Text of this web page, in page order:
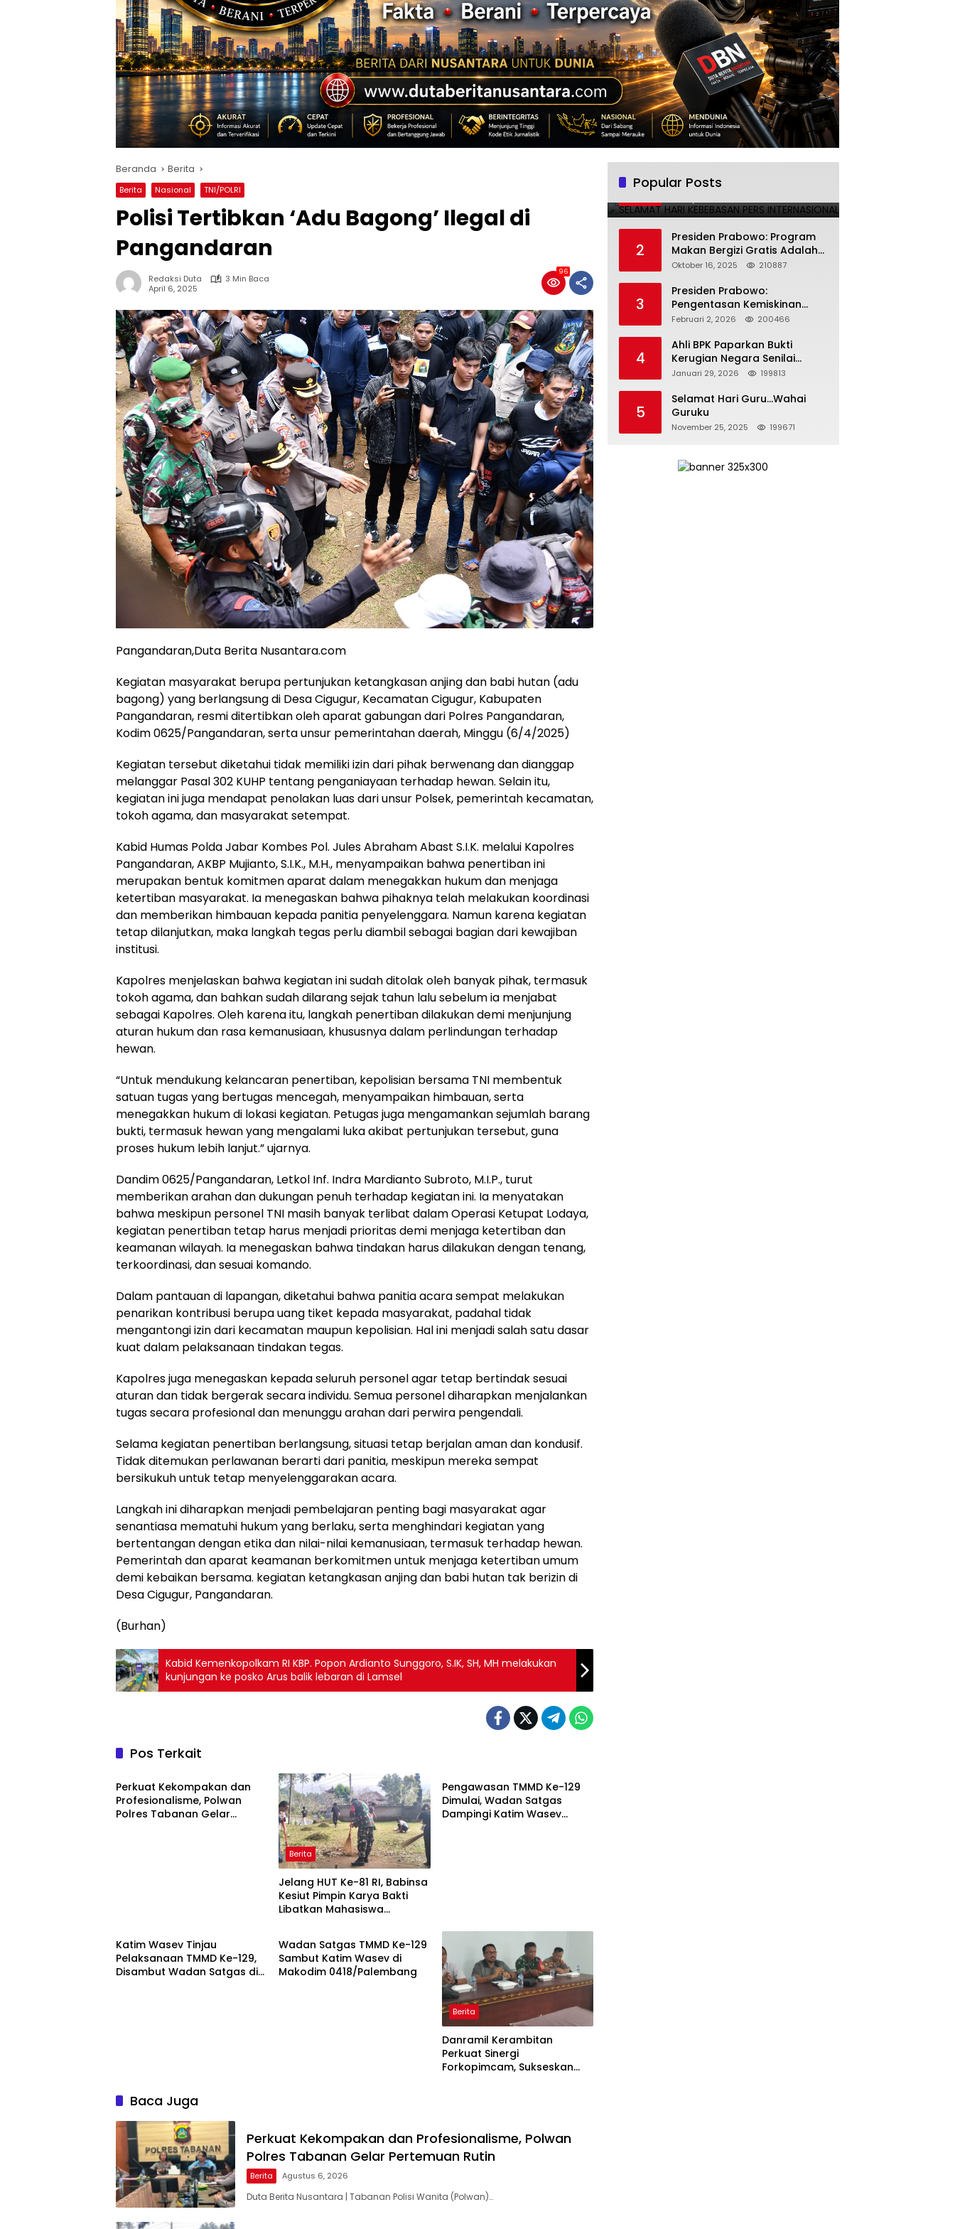
Beranda Berita
Berita Nasional TNI/POLRI
Polisi Tertibkan ‘Adu Bagong’ Ilegal di
Pangandaran
Redaksi Duta
3 Min Baca
April 6, 2025
96
Pangandaran,Duta Berita Nusantara.com
Kegiatan masyarakat berupa pertunjukan ketangkasan anjing dan babi hutan (adu
bagong) yang berlangsung di Desa Cigugur, Kecamatan Cigugur, Kabupaten
Pangandaran, resmi ditertibkan oleh aparat gabungan dari Polres Pangandaran,
Kodim 0625/Pangandaran, serta unsur pemerintahan daerah, Minggu (6/4/2025)
Kegiatan tersebut diketahui tidak memiliki izin dari pihak berwenang dan dianggap
melanggar Pasal 302 KUHP tentang penganiayaan terhadap hewan. Selain itu,
kegiatan ini juga mendapat penolakan luas dari unsur Polsek, pemerintah kecamatan,
tokoh agama, dan masyarakat setempat.
Kabid Humas Polda Jabar Kombes Pol. Jules Abraham Abast S.I.K. melalui Kapolres
Pangandaran, AKBP Mujianto, S.I.K., M.H., menyampaikan bahwa penertiban ini
merupakan bentuk komitmen aparat dalam menegakkan hukum dan menjaga
ketertiban masyarakat. Ia menegaskan bahwa pihaknya telah melakukan koordinasi
dan memberikan himbauan kepada panitia penyelenggara. Namun karena kegiatan
tetap dilanjutkan, maka langkah tegas perlu diambil sebagai bagian dari kewajiban
institusi.
Kapolres menjelaskan bahwa kegiatan ini sudah ditolak oleh banyak pihak, termasuk
tokoh agama, dan bahkan sudah dilarang sejak tahun lalu sebelum ia menjabat
sebagai Kapolres. Oleh karena itu, langkah penertiban dilakukan demi menjunjung
aturan hukum dan rasa kemanusiaan, khususnya dalam perlindungan terhadap
hewan.
“Untuk mendukung kelancaran penertiban, kepolisian bersama TNI membentuk
satuan tugas yang bertugas mencegah, menyampaikan himbauan, serta
menegakkan hukum di lokasi kegiatan. Petugas juga mengamankan sejumlah barang
bukti, termasuk hewan yang mengalami luka akibat pertunjukan tersebut, guna
proses hukum lebih lanjut.” ujarnya.
Dandim 0625/Pangandaran, Letkol Inf. Indra Mardianto Subroto, M.I.P., turut
memberikan arahan dan dukungan penuh terhadap kegiatan ini. Ia menyatakan
bahwa meskipun personel TNI masih banyak terlibat dalam Operasi Ketupat Lodaya,
kegiatan penertiban tetap harus menjadi prioritas demi menjaga ketertiban dan
keamanan wilayah. Ia menegaskan bahwa tindakan harus dilakukan dengan tenang,
terkoordinasi, dan sesuai komando.
Dalam pantauan di lapangan, diketahui bahwa panitia acara sempat melakukan
penarikan kontribusi berupa uang tiket kepada masyarakat, padahal tidak
mengantongi izin dari kecamatan maupun kepolisian. Hal ini menjadi salah satu dasar
kuat dalam pelaksanaan tindakan tegas.
Kapolres juga menegaskan kepada seluruh personel agar tetap bertindak sesuai
aturan dan tidak bergerak secara individu. Semua personel diharapkan menjalankan
tugas secara profesional dan menunggu arahan dari perwira pengendali.
Selama kegiatan penertiban berlangsung, situasi tetap berjalan aman dan kondusif.
Tidak ditemukan perlawanan berarti dari panitia, meskipun mereka sempat
bersikukuh untuk tetap menyelenggarakan acara.
Langkah ini diharapkan menjadi pembelajaran penting bagi masyarakat agar
senantiasa mematuhi hukum yang berlaku, serta menghindari kegiatan yang
bertentangan dengan etika dan nilai-nilai kemanusiaan, termasuk terhadap hewan.
Pemerintah dan aparat keamanan berkomitmen untuk menjaga ketertiban umum
demi kebaikan bersama. kegiatan ketangkasan anjing dan babi hutan tak berizin di
Desa Cigugur, Pangandaran.
(Burhan)
Kabid Kemenkopolkam RI KBP. Popon Ardianto Sunggoro, S.IK, SH, MH melakukan
kunjungan ke posko Arus balik lebaran di Lamsel
Pos Terkait
Berita
Perkuat Kekompakan dan
Profesionalisme, Polwan
Polres Tabanan Gelar
Berita
Jelang HUT Ke-81 RI, Babinsa
Kesiut Pimpin Karya Bakti
Libatkan Mahasiswa
Pengawasan TMMD Ke-129
Dimulai, Wadan Satgas
Dampingi Katim Wasev
Katim Wasev Tinjau
Pelaksanaan TMMD Ke-129,
Disambut Wadan Satgas di
Berita
Wadan Satgas TMMD Ke-129
Sambut Katim Wasev di
Makodim 0418/Palembang
Berita
Danramil Kerambitan
Perkuat Sinergi
Forkopimcam, Sukseskan
Baca Juga
Perkuat Kekompakan dan Profesionalisme, Polwan
Polres Tabanan Gelar Pertemuan Rutin
Berita Agustus 6, 2026
Duta Berita Nusantara | Tabanan Polisi Wanita (Polwan)…
Popular Posts
1
INTERNASIONAL
Mei 3, 2025 224690
2
Presiden Prabowo: Program
Makan Bergizi Gratis Adalah
Investasi untuk Masa Depan
Oktober 16, 2025 210887
3
Presiden Prabowo:
Pengentasan Kemiskinan
Butuh Persatuan dan
Bertanggung Jawab
Februari 2, 2026 200466
4
Ahli BPK Paparkan Bukti
Kerugian Negara Senilai
Rp285 Triliun dalam
Pertamina
Januari 29, 2026 199813
5
Selamat Hari Guru…Wahai
Guruku
November 25, 2025 199671